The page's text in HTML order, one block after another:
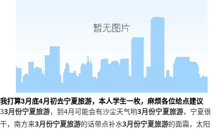
我打算3月底4月初去宁夏旅游，本人学生一枚，麻烦各位给点建议
33月份宁夏旅游，到4月可能会有沙尘天气哟3月份宁夏旅游，宁夏很
干，南方来3月份宁夏旅游的话带点补水3月份宁夏旅游的面霜，太阳